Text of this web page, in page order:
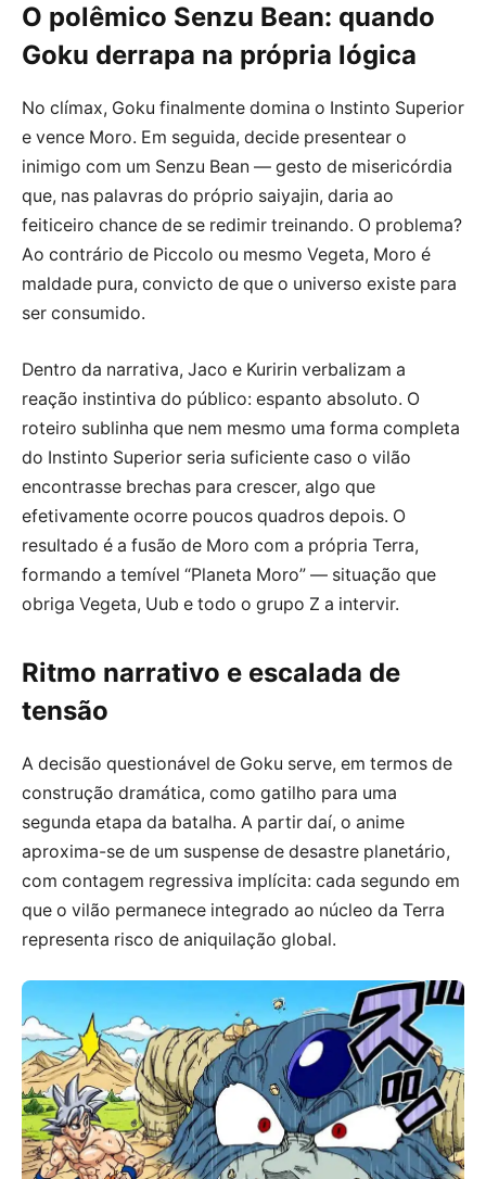
O polêmico Senzu Bean: quando
Goku derrapa na própria lógica
No clímax, Goku finalmente domina o Instinto Superior
e vence Moro. Em seguida, decide presentear o
inimigo com um Senzu Bean — gesto de misericórdia
que, nas palavras do próprio saiyajin, daria ao
feiticeiro chance de se redimir treinando. O problema?
Ao contrário de Piccolo ou mesmo Vegeta, Moro é
maldade pura, convicto de que o universo existe para
ser consumido.
Dentro da narrativa, Jaco e Kuririn verbalizam a
reação instintiva do público: espanto absoluto. O
roteiro sublinha que nem mesmo uma forma completa
do Instinto Superior seria suficiente caso o vilão
encontrasse brechas para crescer, algo que
efetivamente ocorre poucos quadros depois. O
resultado é a fusão de Moro com a própria Terra,
formando a temível “Planeta Moro” — situação que
obriga Vegeta, Uub e todo o grupo Z a intervir.
Ritmo narrativo e escalada de
tensão
A decisão questionável de Goku serve, em termos de
construção dramática, como gatilho para uma
segunda etapa da batalha. A partir daí, o anime
aproxima-se de um suspense de desastre planetário,
com contagem regressiva implícita: cada segundo em
que o vilão permanece integrado ao núcleo da Terra
representa risco de aniquilação global.